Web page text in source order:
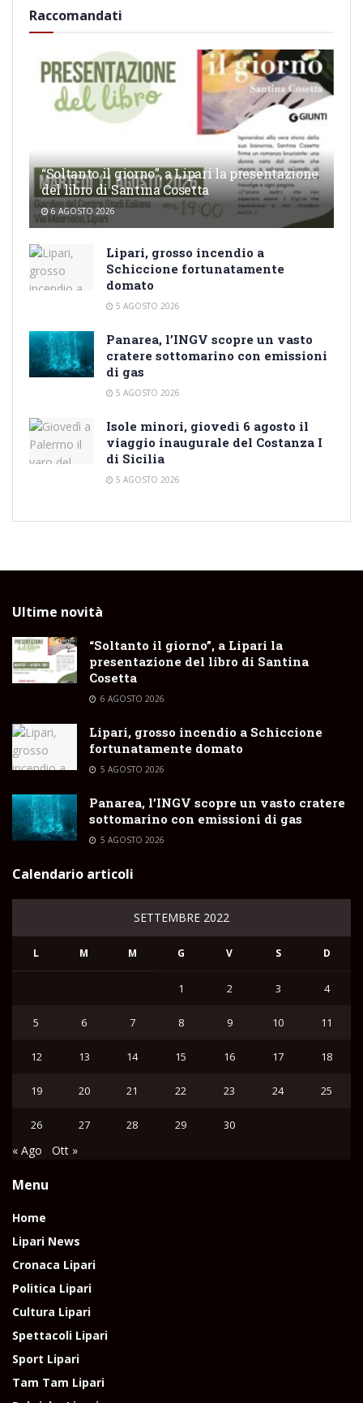
Raccomandati
“Soltanto il giorno”, a Lipari la presentazione
del libro di Santina Cosetta
6 AGOSTO 2026
Lipari, grosso incendio a
Schiccione fortunatamente
domato
5 AGOSTO 2026
Panarea, l’INGV scopre un vasto
cratere sottomarino con emissioni
di gas
5 AGOSTO 2026
Isole minori, giovedì 6 agosto il
viaggio inaugurale del Costanza I
di Sicilia
5 AGOSTO 2026
Ultime novità
“Soltanto il giorno”, a Lipari la
presentazione del libro di Santina
Cosetta
6 AGOSTO 2026
Lipari, grosso incendio a Schiccione
fortunatamente domato
5 AGOSTO 2026
Panarea, l’INGV scopre un vasto cratere
sottomarino con emissioni di gas
5 AGOSTO 2026
Calendario articoli
SETTEMBRE 2022
L M M G V S D
1 2 3 4
5 6 7 8 9 10 11
12 13 14 15 16 17 18
19 20 21 22 23 24 25
26 27 28 29 30
« Ago Ott »
Menu
Home
Lipari News
Cronaca Lipari
Politica Lipari
Cultura Lipari
Spettacoli Lipari
Sport Lipari
Tam Tam Lipari